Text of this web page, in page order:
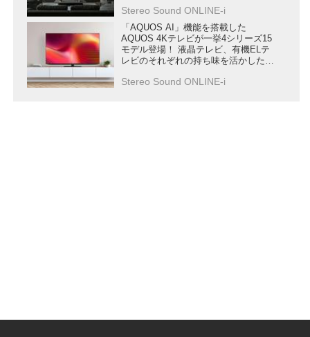
Stereo Sound ONLINE-i
「AQUOS AI」機能を搭載した
AQUOS 4Kテレビが一挙4シリーズ15
モデル登場！ 液晶テレビ、有機ELテ
レビのそれぞれの持ち味を活かした
Stereo Sound ONLINE-i